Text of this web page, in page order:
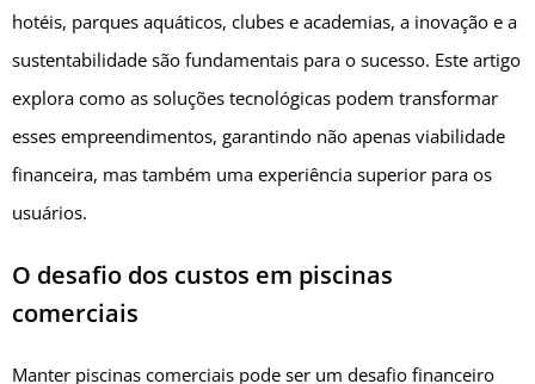
hotéis, parques aquáticos, clubes e academias, a inovação e a
sustentabilidade são fundamentais para o sucesso. Este artigo
explora como as soluções tecnológicas podem transformar
esses empreendimentos, garantindo não apenas viabilidade
financeira, mas também uma experiência superior para os
usuários.
O desafio dos custos em piscinas
comerciais
Manter piscinas comerciais pode ser um desafio financeiro